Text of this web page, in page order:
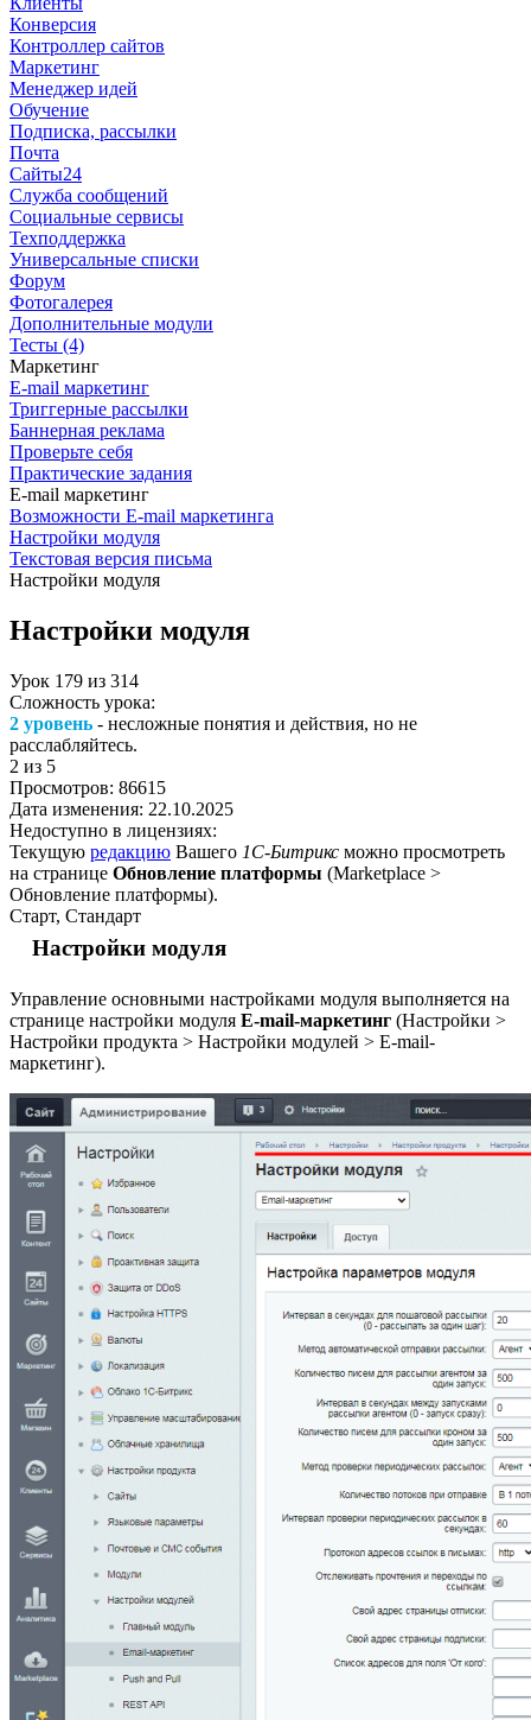
Конверсия
Контроллер сайтов
Маркетинг
Менеджер идей
Обучение
Подписка, рассылки
Почта
Сайты24
Служба сообщений
Социальные сервисы
Техподдержка
Универсальные списки
Форум
Фотогалерея
Дополнительные модули
Тесты (4)
Маркетинг
E-mail маркетинг
Триггерные рассылки
Баннерная реклама
Проверьте себя
Практические задания
E-mail маркетинг
Возможности E-mail маркетинга
Настройки модуля
Текстовая версия письма
Настройки модуля
Настройки модуля
Урок 179 из 314
Сложность урока:
2 уровень - несложные понятия и действия, но не
расслабляйтесь.
2 из 5
Просмотров: 86615
Дата изменения: 22.10.2025
Недоступно в лицензиях:
Текущую редакцию Вашего 1С-Битрикс можно просмотреть
на странице Обновление платформы (Marketplace >
Обновление платформы).
Старт, Стандарт
Настройки модуля
Управление основными настройками модуля выполняется на
странице настройки модуля E-mail-маркетинг (Настройки >
Настройки продукта > Настройки модулей > E-mail-
маркетинг).